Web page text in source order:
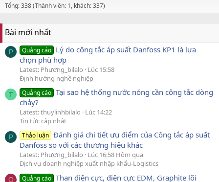
Tổng: 338 (Thành viên: 1, khách: 337)
Bài mới nhất
P Quảng cáo Lý do công tắc áp suất Danfoss KP1 là lựa
chọn phù hợp
Latest: Phương_bilalo
Lúc 15:58
Định hướng nghề nghiệp
T Quảng cáo Tại sao hệ thống nước nóng cần công tắc dòng
chảy?
Latest: thuylinhbilalo
Lúc 14:22
Tin tức cập nhật
P Thảo luận Đánh giá chi tiết ưu điểm của Công tắc áp suất
Danfoss so với các thương hiệu khác
Latest: Phương_bilalo
Lúc 16:58 Hôm qua
Dịch vụ doanh nghiệp xuất nhập khẩu-Logistics
Q Quảng cáo Than điện cực, điện cực EDM, Graphite lõi